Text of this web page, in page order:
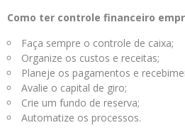
Como ter controle financeiro
Faça sempre o controle de caixa;
Organize os custos e receitas;
Planeje os pagamentos e
Avalie o capital de giro;
Crie um fundo de reserva;
Automatize os processos.